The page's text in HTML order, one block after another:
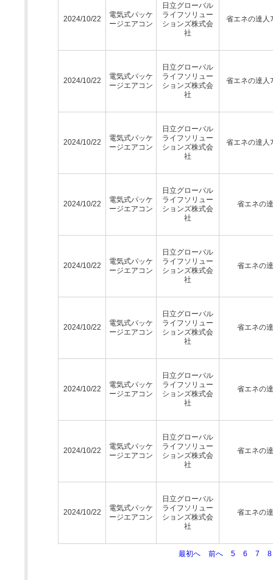
2024/10/22
電気式パッケ
ージエアコン
日立グローバル
ライフソリュー
ションズ株式会
社
省エネの達人
2024/10/22
電気式パッケ
ージエアコン
日立グローバル
ライフソリュー
ションズ株式会
社
省エネの達人
2024/10/22
電気式パッケ
ージエアコン
日立グローバル
ライフソリュー
ションズ株式会
社
省エネの達人
2024/10/22
電気式パッケ
ージエアコン
日立グローバル
ライフソリュー
ションズ株式会
社
省エネの
2024/10/22
電気式パッケ
ージエアコン
日立グローバル
ライフソリュー
ションズ株式会
社
省エネの
2024/10/22
電気式パッケ
ージエアコン
日立グローバル
ライフソリュー
ションズ株式会
社
省エネの
2024/10/22
電気式パッケ
ージエアコン
日立グローバル
ライフソリュー
ションズ株式会
社
省エネの
2024/10/22
電気式パッケ
ージエアコン
日立グローバル
ライフソリュー
ションズ株式会
社
省エネの
2024/10/22
電気式パッケ
ージエアコン
日立グローバル
ライフソリュー
ションズ株式会
社
省エネの
最初へ 前へ 5 6 7 8